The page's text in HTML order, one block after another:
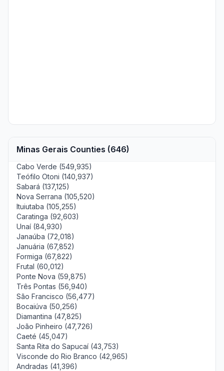
Minas Gerais Counties (646)
Cabo Verde (549,935)
Teófilo Otoni (140,937)
Sabará (137,125)
Nova Serrana (105,520)
Ituiutaba (105,255)
Caratinga (92,603)
Unaí (84,930)
Janaúba (72,018)
Januária (67,852)
Formiga (67,822)
Frutal (60,012)
Ponte Nova (59,875)
Três Pontas (56,940)
São Francisco (56,477)
Bocaiúva (50,256)
Diamantina (47,825)
João Pinheiro (47,726)
Caeté (45,047)
Santa Rita do Sapucaí (43,753)
Visconde do Rio Branco (42,965)
Andradas (41,396)